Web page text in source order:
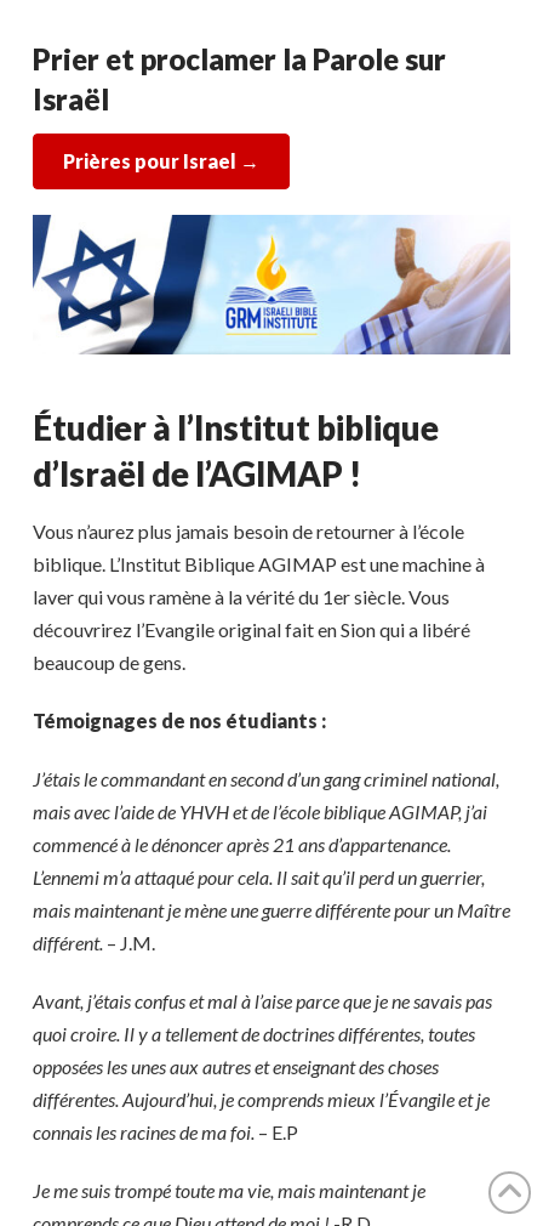
Prier et proclamer la Parole sur
Israël
Prières pour Israel →
Étudier à l’Institut biblique
d’Israël de l’AGIMAP !
Vous n’aurez plus jamais besoin de retourner à l’école
biblique. L’Institut Biblique AGIMAP est une machine à
laver qui vous ramène à la vérité du 1er siècle. Vous
découvrirez l’Evangile original fait en Sion qui a libéré
beaucoup de gens.
Témoignages de nos étudiants :
J’étais le commandant en second d’un gang criminel national,
mais avec l’aide de YHVH et de l’école biblique AGIMAP, j’ai
commencé à le dénoncer après 21 ans d’appartenance.
L’ennemi m’a attaqué pour cela. Il sait qu’il perd un guerrier,
mais maintenant je mène une guerre différente pour un Maître
différent.– J.M.
Avant, j’étais confus et mal à l’aise parce que je ne savais pas
quoi croire. Il y a tellement de doctrines différentes, toutes
opposées les unes aux autres et enseignant des choses
différentes. Aujourd’hui, je comprends mieux l’Évangile et je
connais les racines de ma foi.– E.P
Je me suis trompé toute ma vie, mais maintenant je